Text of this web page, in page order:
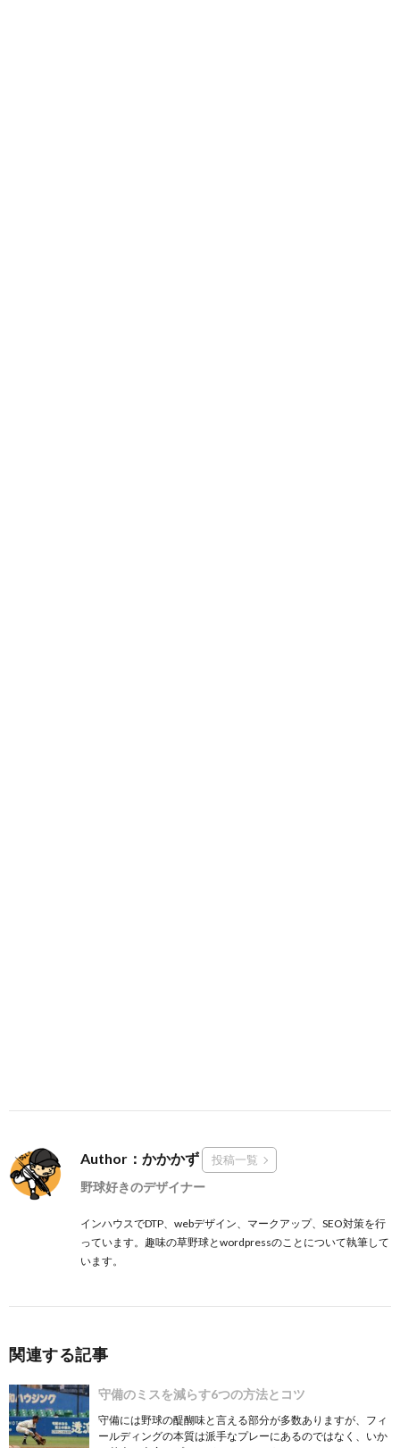
Author：かかかず 投稿一覧
野球好きのデザイナー
インハウスでDTP、webデザイン、マークアップ、SEO対策を行
っています。趣味の草野球とwordpressのことについて執筆して
います。
関連する記事
守備のミスを減らす6つの方法とコツ
守備には野球の醍醐味と言える部分が多数ありますが、フィ
ールディングの本質は派手なプレーにあるのではなく、いか